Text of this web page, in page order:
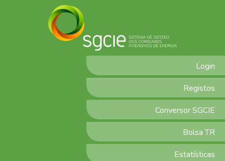
Login
Registos
Conversor SGCIE
Bolsa TR
Estatísticas